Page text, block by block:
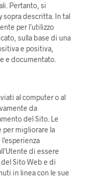
Pertanto, si
sopra descritta. In tal
per l’utilizzo
sulla base di una
e positiva,
e documentato.
al computer o al
da
del Sito. Le
per migliorare la
di essere
Sito Web e di
in linea con le sue